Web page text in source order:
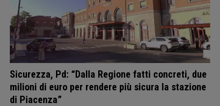
Sicurezza, Pd: “Dalla Regione fatti concreti, due
milioni di euro per rendere più sicura la stazione
di Piacenza”